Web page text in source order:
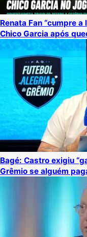
Renata Fan “cumpre
Chico Garcia após
Bagé: Castro exigiu
Grêmio se alguém